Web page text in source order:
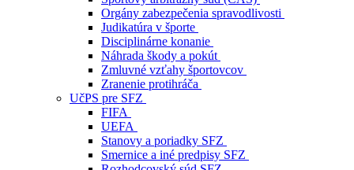
Orgány zabezpečenia spravodlivosti
Judikatúra v športe
Disciplinárne konanie
Náhrada škody a pokút
Zmluvné vzťahy športovcov
Zranenie protihráča
UčPS pre SFZ
FIFA
UEFA
Stanovy a poriadky SFZ
Smernice a iné predpisy SFZ